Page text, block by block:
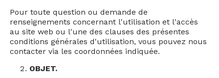
Pour toute question ou demande de
renseignements concernant l'utilisation et l'accès
au site web ou l'une des clauses des présentes
conditions générales d'utilisation, vous pouvez nous
contacter via les coordonnées indiquée.
OBJET.